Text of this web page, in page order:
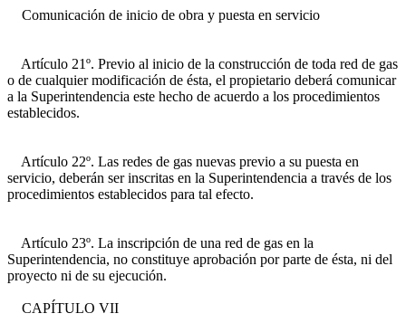
Comunicación de inicio de obra y puesta en servicio
Artículo 21º. Previo al inicio de la construcción de toda red de gas
o de cualquier modificación de ésta, el propietario deberá comunicar
a la Superintendencia este hecho de acuerdo a los procedimientos
establecidos.
Artículo 22º. Las redes de gas nuevas previo a su puesta en
servicio, deberán ser inscritas en la Superintendencia a través de los
procedimientos establecidos para tal efecto.
Artículo 23º. La inscripción de una red de gas en la
Superintendencia, no constituye aprobación por parte de ésta, ni del
proyecto ni de su ejecución.
CAPÍTULO VII